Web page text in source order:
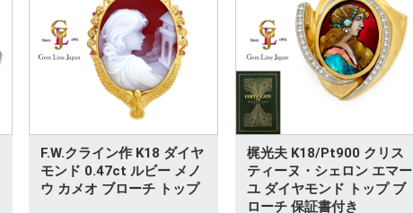
F.W.クライン作 K18 ダイヤ
モンド 0.47ct ルビー メノ
ウ カメオ ブローチ トップ
梶光夫 K18/Pt900 クリス
ティーヌ・シェロン エマー
ユ ダイヤモンド トップ ブ
ローチ 保証書付き